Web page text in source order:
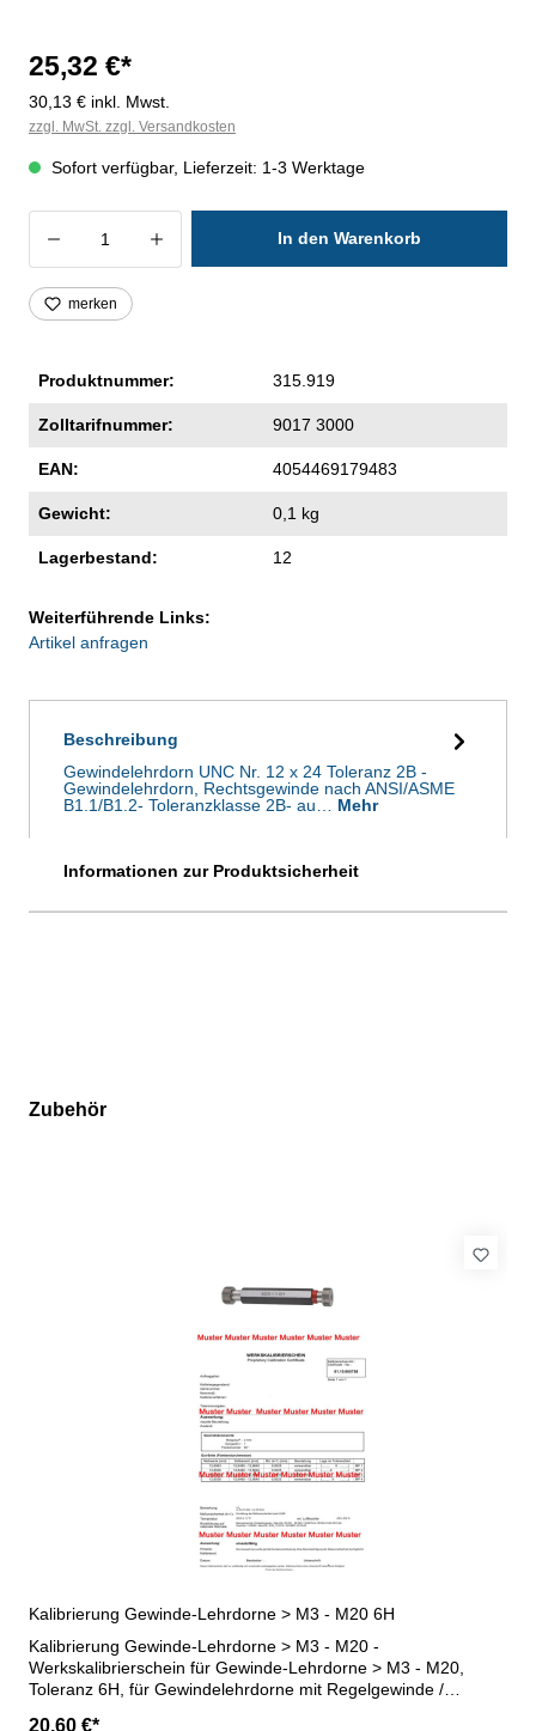
25,32 €*
30,13 € inkl. Mwst.
zzgl. MwSt. zzgl. Versandkosten
Sofort verfügbar, Lieferzeit: 1-3 Werktage
Produkt Anzahl: Gib den gewünschten
In den Warenkorb
merken
Produktnummer: 315.919
Zolltarifnummer: 9017 3000
EAN: 4054469179483
Gewicht: 0,1 kg
Lagerbestand: 12
Weiterführende Links:
Artikel anfragen
Beschreibung
Gewindelehrdorn UNC Nr. 12 x 24 Toleranz 2B -
Gewindelehrdorn, Rechtsgewinde nach ANSI/ASME
B1.1/B1.2- Toleranzklasse 2B- au… Mehr
Informationen zur Produktsicherheit
Produktgalerie überspringen
Zubehör
Kalibrierung Gewinde-Lehrdorne > M3 - M20 6H
Kalibrierung Gewinde-Lehrdorne > M3 - M20 -
Werkskalibrierschein für Gewinde-Lehrdorne > M3 - M20,
Toleranz 6H, für Gewindelehrdorne mit Regelgewinde /
20,60 €*